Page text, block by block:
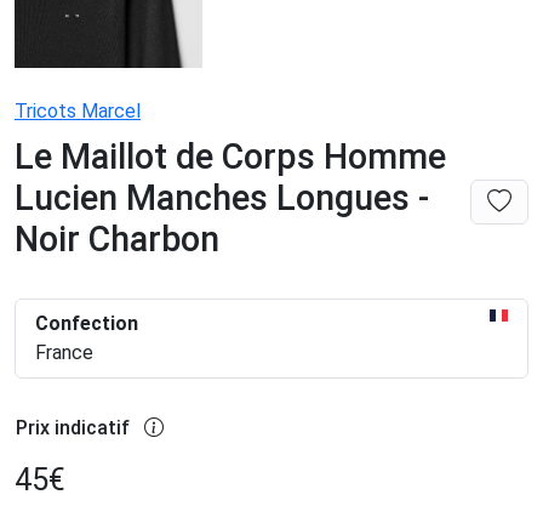
Tricots Marcel
Le Maillot de Corps Homme
Lucien Manches Longues -
Noir Charbon
Confection
France
Prix indicatif
45€